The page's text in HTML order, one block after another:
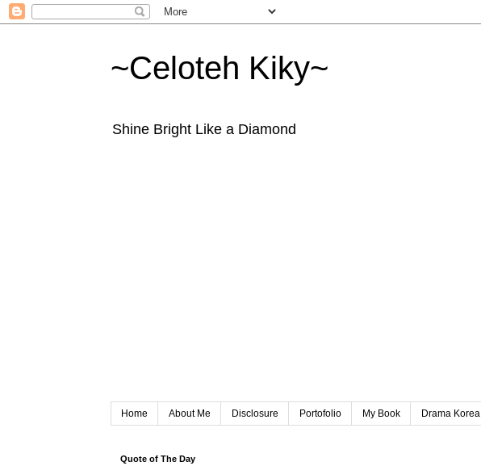
~Celoteh Kiky~
Shine Bright Like a Diamond
Home About Me Disclosure Portofolio My Book Drama Korea
Quote of The Day